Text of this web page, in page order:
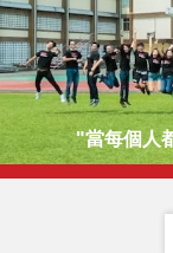
"當每個人